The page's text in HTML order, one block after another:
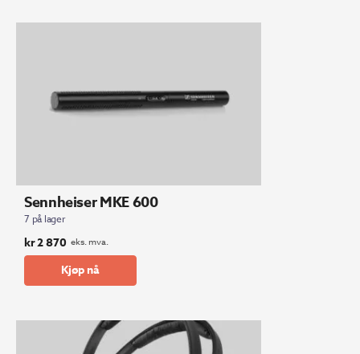
Sennheiser MKE 600
7 på lager
kr2 870 eks. mva.
Kjøp nå